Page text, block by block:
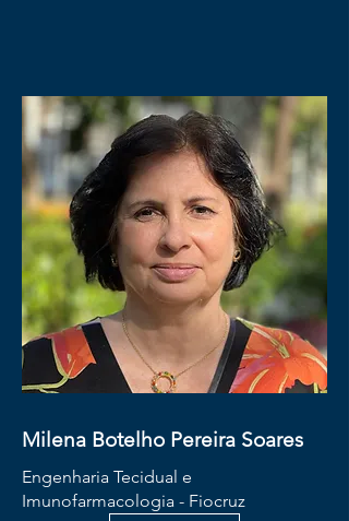
Milena Botelho Pereira Soares
Engenharia Tecidual e
Imunofarmacologia - Fiocruz